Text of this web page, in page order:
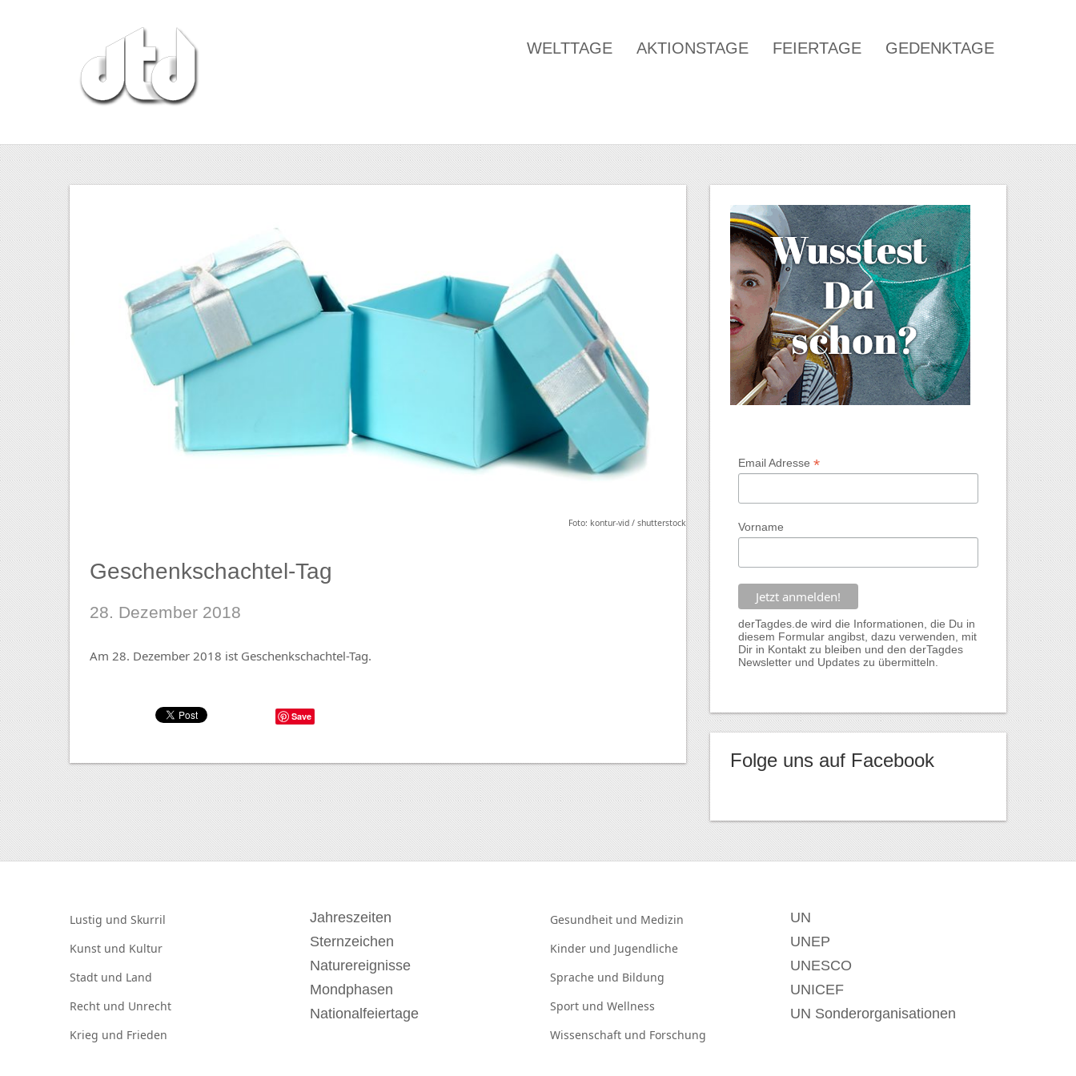
WELTTAGE AKTIONSTAGE FEIERTAGE GEDENKTAGE
Foto: kontur-vid / shutterstock
Geschenkschachtel-Tag
28. Dezember 2018
Am 28. Dezember 2018 ist Geschenkschachtel-Tag.
Save
Email Adresse *
Vorname
derTagdes.de wird die Informationen, die Du in
diesem Formular angibst, dazu verwenden, mit
Dir in Kontakt zu bleiben und den derTagdes
Newsletter und Updates zu übermitteln.
Folge uns auf Facebook
Lustig und Skurril
Kunst und Kultur
Stadt und Land
Recht und Unrecht
Krieg und Frieden
Jahreszeiten
Sternzeichen
Naturereignisse
Mondphasen
Nationalfeiertage
Gesundheit und Medizin
Kinder und Jugendliche
Sprache und Bildung
Sport und Wellness
Wissenschaft und Forschung
UN
UNEP
UNESCO
UNICEF
UN Sonderorganisationen